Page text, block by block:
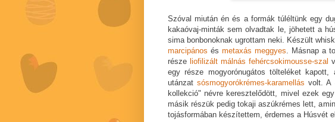
Szóval miután én és a formák túléltünk egy
kakaóvaj-minták sem olvadtak le, jöhetett a
sima bonbonoknak ugrottam neki. Készült
marcipános és metaxás meggyes. Másnap a
része liofilizált málnás fehércsokimousse-szal
egy része mogyorónugátos tölteléket
utánzatsósmogyorókrémes-karamellás volt. A
kollekció" névre keresztelődött, mivel ezek
másik részük pedig tokaji aszúkrémes lett,
tojásformában készítettem, érdemes a Húsvét